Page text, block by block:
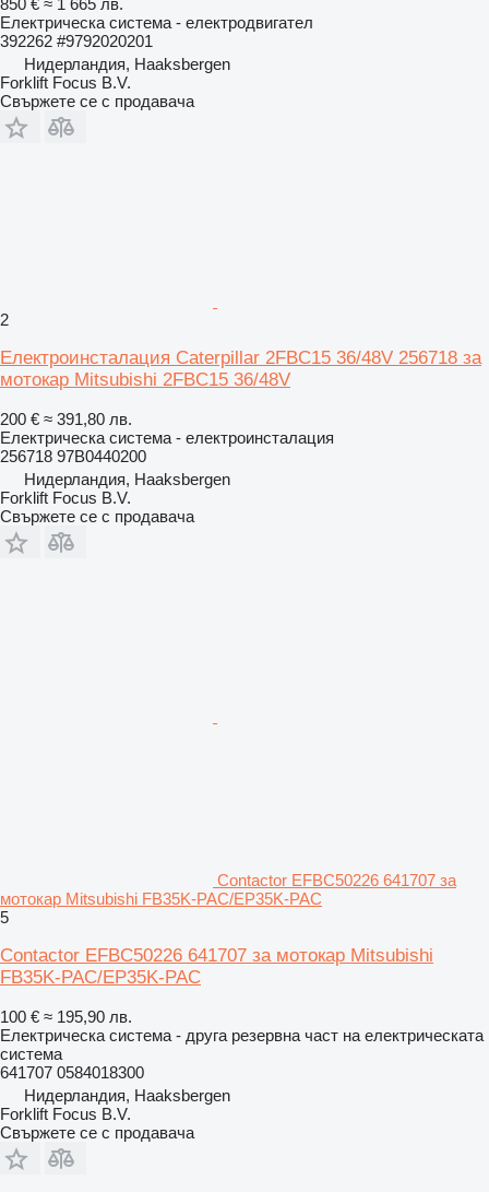
Електрическа система - електродвигател
392262 #9792020201
Нидерландия, Haaksbergen
Forklift Focus B.V.
Свържете се с продавача
2
Електроинсталация Caterpillar 2FBC15 36/48V 256718 за
мотокар Mitsubishi 2FBC15 36/48V
200 € ≈ 391,80 лв.
Електрическа система - електроинсталация
256718 97B0440200
Нидерландия, Haaksbergen
Forklift Focus B.V.
Свържете се с продавача
Contactor EFBC50226 641707 за
мотокар Mitsubishi FB35K-PAC/EP35K-PAC
5
Contactor EFBC50226 641707 за мотокар Mitsubishi
FB35K-PAC/EP35K-PAC
100 € ≈ 195,90 лв.
Електрическа система - друга резервна част на електрическата
система
641707 0584018300
Нидерландия, Haaksbergen
Forklift Focus B.V.
Свържете се с продавача